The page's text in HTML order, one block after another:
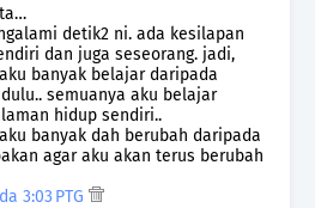
detik2 ni. ada kesilapan
dan juga seseorang. jadi,
banyak belajar daripada
semuanya aku belajar
hidup sendiri..
banyak dah berubah daripada
agar aku akan terus berubah
3:03 PTG